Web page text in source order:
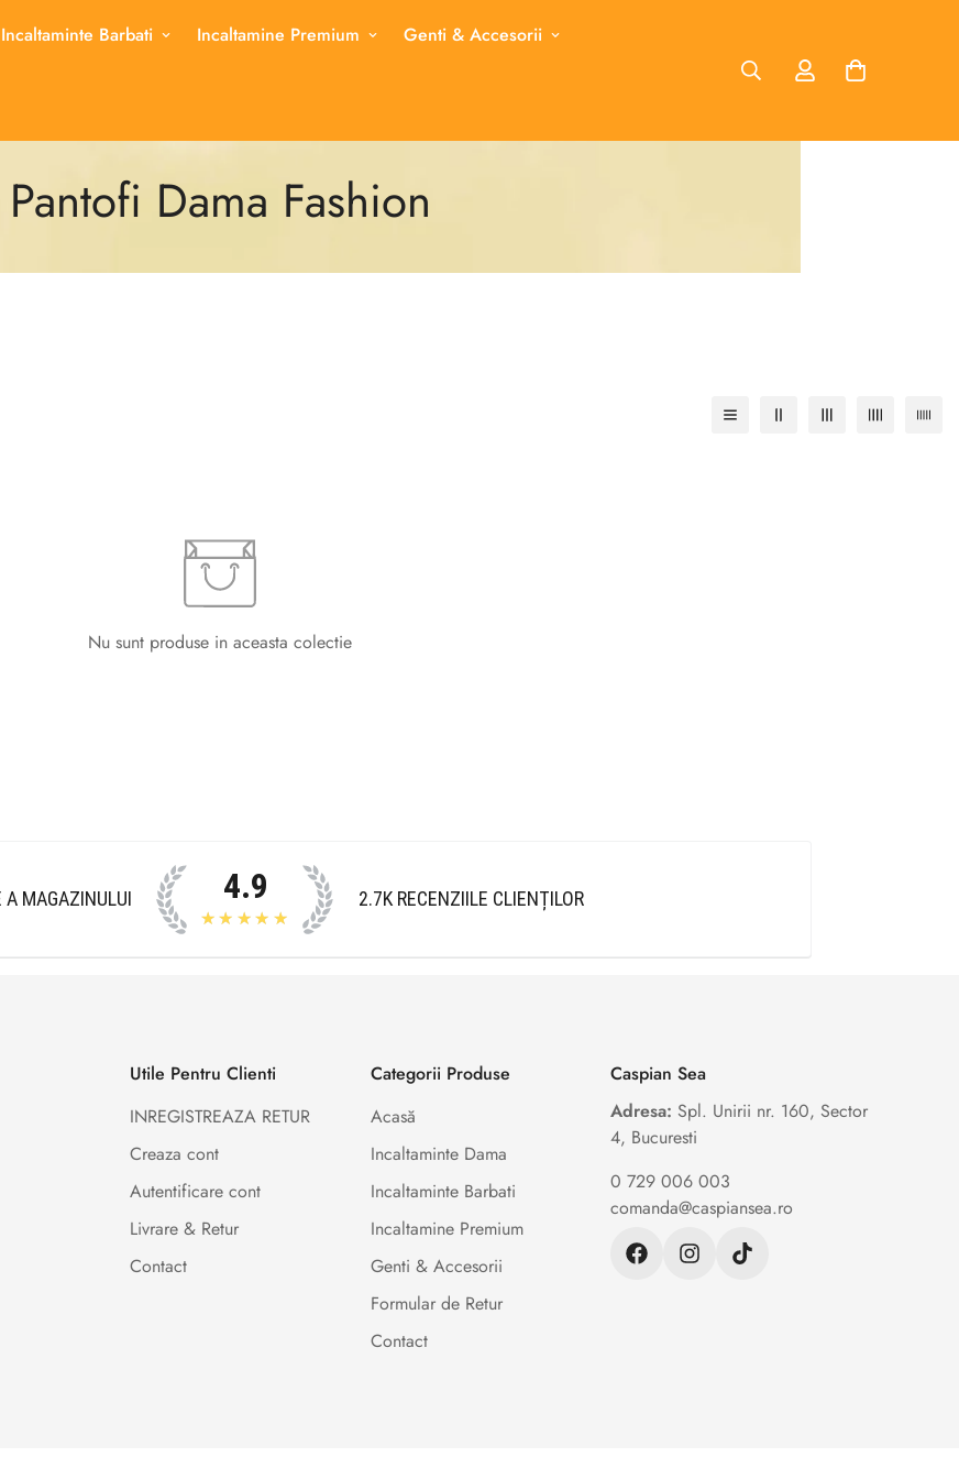
Incaltaminte Barbati Incaltamine Premium Genti & Accesorii
Pantofi Dama Fashion
Nu sunt produse in aceasta colectie
A MAGAZINULUI 4.9
★★★★★
2.7K RECENZIILE CLIENȚILOR
Utile Pentru Clienti
INREGISTREAZA RETUR
Creaza cont
Autentificare cont
Livrare & Retur
Contact
Categorii Produse
Acasă
Incaltaminte Dama
Incaltaminte Barbati
Incaltamine Premium
Genti & Accesorii
Formular de Retur
Contact
Caspian Sea
Adresa: Spl. Unirii nr. 160, Sector
4, Bucuresti
0 729 006 003
comanda@caspiansea.ro